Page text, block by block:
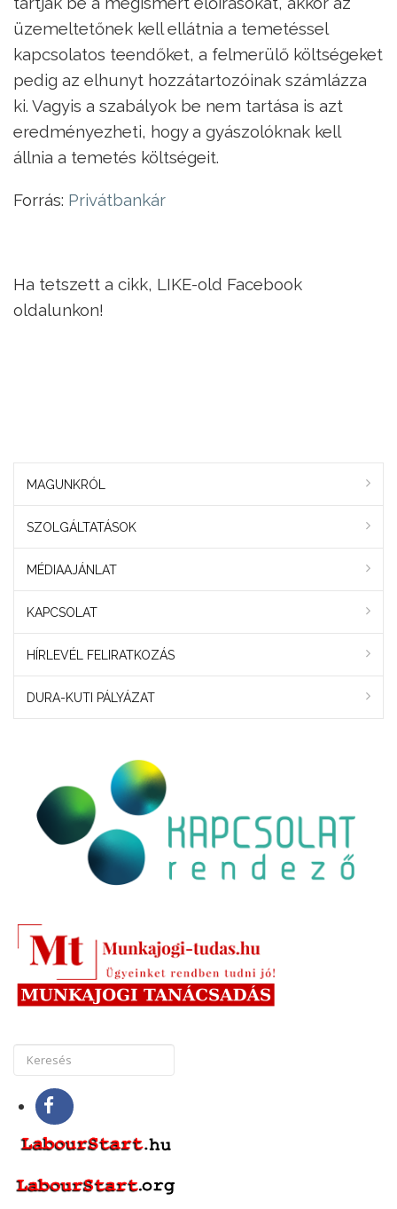
üzemeltetőnek kell ellátnia a temetéssel
kapcsolatos teendőket, a felmerülő költségeket
pedig az elhunyt hozzátartozóinak számlázza
ki. Vagyis a szabályok be nem tartása is azt
eredményezheti, hogy a gyászolóknak kell
állnia a temetés költségeit.
Forrás: Privátbankár
Ha tetszett a cikk, LIKE-old Facebook
oldalunkon!
MAGUNKRÓL
SZOLGÁLTATÁSOK
MÉDIAAJÁNLAT
KAPCSOLAT
HÍRLEVÉL FELIRATKOZÁS
DURA-KUTI PÁLYÁZAT